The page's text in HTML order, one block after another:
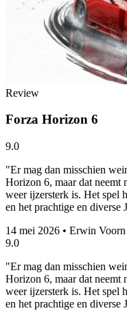
Review
Forza Horizon 6
9.0
"Er mag dan misschien
Horizon 6, maar dat neemt
weer ijzersterk is. Het spel
en het prachtige en
14 mei 2026 • Erwin Voorn
9.0
"Er mag dan misschien
Horizon 6, maar dat neemt
weer ijzersterk is. Het spel
en het prachtige en